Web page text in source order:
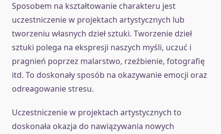
Sposobem na kształtowanie charakteru jest
uczestniczenie w projektach artystycznych lub
tworzeniu własnych dzieł sztuki. Tworzenie dzieł
sztuki polega na ekspresji naszych myśli, uczuć i
pragnień poprzez malarstwo, rzeźbienie, fotografię
itd. To doskonały sposób na okazywanie emocji oraz
odreagowanie stresu.
Uczestniczenie w projektach artystycznych to
doskonała okazja do nawiązywania nowych